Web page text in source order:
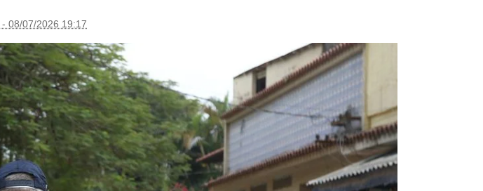
- 08/07/2026 19:17